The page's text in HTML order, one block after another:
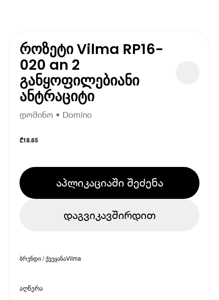
როზეტი Vilma RP16-
020 an 2
განყოფილებიანი
ანტრაციტი
დომინო • Domino
₾18.65
აპლიკაციაში შეძენა
დაგვიკავშირდით
ბრენდი / ქვეყანაVilma
აღწერა